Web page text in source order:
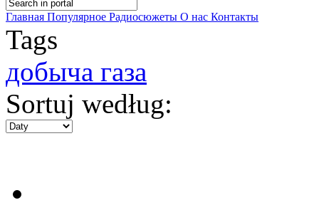
Главная Популярное Радиосюжеты О нас Контакты
Tags
добыча газа
Sortuj według: